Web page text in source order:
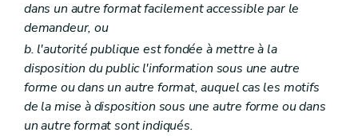
dans un autre format facilement accessible par le
demandeur, ou
b. l'autorité publique est fondée à mettre à la
disposition du public l'information sous une autre
forme ou dans un autre format, auquel cas les motifs
de la mise à disposition sous une autre forme ou dans
un autre format sont indiqués.